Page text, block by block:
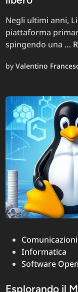
Negli ultimi anni,
piattaforma
spingendo una …
e
byValentino
Posted
Informatica
Software
Esplorando il